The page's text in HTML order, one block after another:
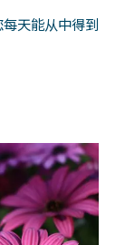
天能从中得到